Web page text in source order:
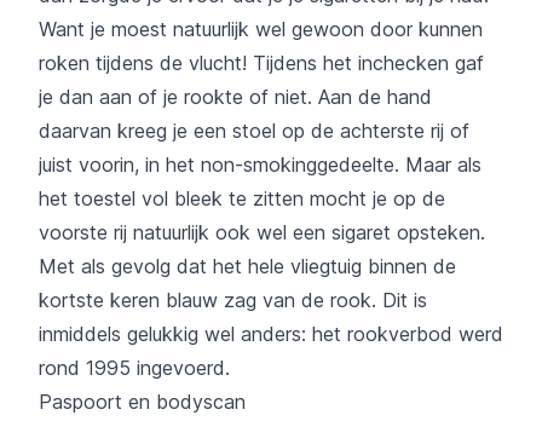
Want je moest natuurlijk wel gewoon door kunnen
roken tijdens de vlucht! Tijdens het inchecken gaf
je dan aan of je rookte of niet. Aan de hand
daarvan kreeg je een stoel op de achterste rij of
juist voorin, in het non-smokinggedeelte. Maar als
het toestel vol bleek te zitten mocht je op de
voorste rij natuurlijk ook wel een sigaret opsteken.
Met als gevolg dat het hele vliegtuig binnen de
kortste keren blauw zag van de rook. Dit is
inmiddels gelukkig wel anders: het rookverbod werd
rond 1995 ingevoerd.
Paspoort en bodyscan